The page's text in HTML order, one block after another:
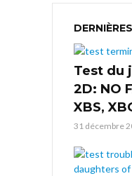
Test du
2D: NO
XBS,
31 décembre